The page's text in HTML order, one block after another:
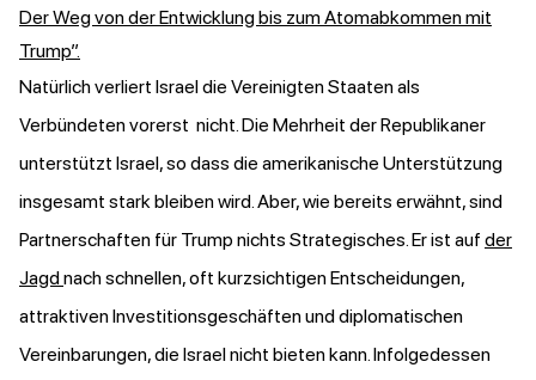
Der Weg von der Entwicklung bis zum Atomabkommen mit
Trump”.
Natürlich verliert Israel die Vereinigten Staaten als
Verbündeten vorerst nicht. Die Mehrheit der Republikaner
unterstützt Israel, so dass die amerikanische Unterstützung
insgesamt stark bleiben wird. Aber, wie bereits erwähnt, sind
Partnerschaften für Trump nichts Strategisches. Er ist auf der
Jagdnach schnellen, oft kurzsichtigen Entscheidungen,
attraktiven Investitionsgeschäften und diplomatischen
Vereinbarungen, die Israel nicht bieten kann. Infolgedessen